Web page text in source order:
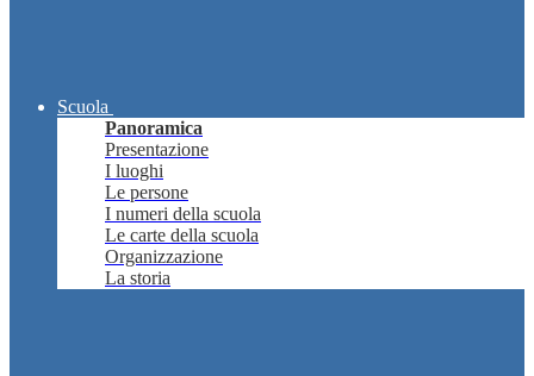
Scuola
Panoramica
Presentazione
I luoghi
Le persone
I numeri della scuola
Le carte della scuola
Organizzazione
La storia